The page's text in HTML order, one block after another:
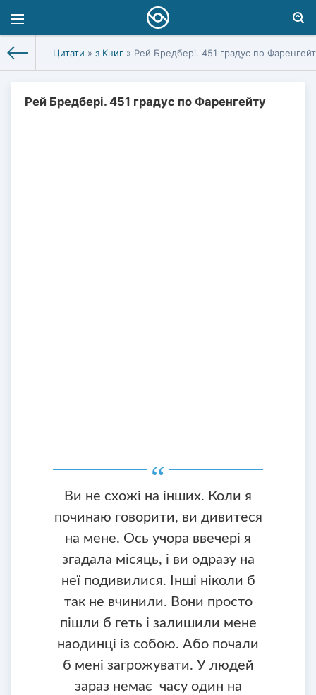
Цитати » з Книг » Рей Бредбері. 451 градус по
Рей Бредбері. 451 градус по Фаренгейту
Ви не схожі на інших. Коли я
починаю говорити, ви дивитеся
на мене. Ось учора ввечері я
згадала місяць, і ви одразу на
неї подивилися. Інші ніколи б
так не вчинили. Вони просто
пішли б геть і залишили мене
наодинці із собою. Або почали
б мені загрожувати. У людей
зараз немає часу один на